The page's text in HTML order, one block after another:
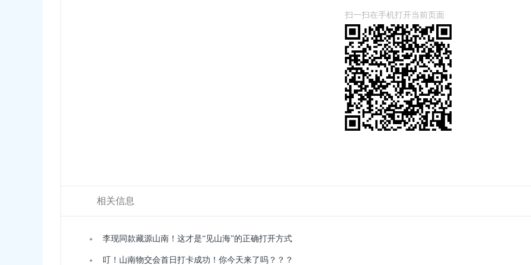
扫一扫在手机打开当前页面
相关信息
李现同款藏源山南！这才是“见山海”的正确打开方式
叮！山南物交会首日打卡成功！你今天来了吗？？？